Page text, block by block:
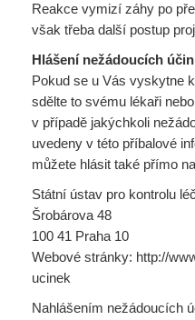
Reakce vymizí záhy po
však třeba další postup
Hlášení nežádoucích
Pokud se u Vás vyskytne
sdělte to svému lékaři
v případě jakýchkoli
uvedeny v této příbalové
můžete hlásit také přímo
Státní ústav pro kontrolu
Šrobárova 48
100 41 Praha 10
Webové stránky: http://
ucinek
Nahlášením nežádoucích